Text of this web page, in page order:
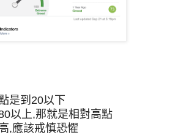
是到20以下
以上,那就是相對高點
,應該戒慎恐懼